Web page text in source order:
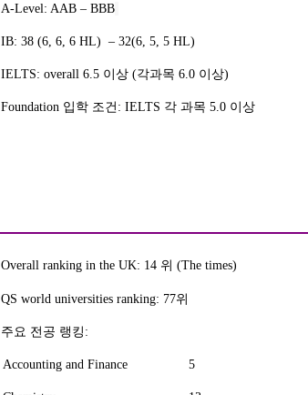
A-Level: AAB – BBB
IB: 38 (6, 6, 6 HL) – 32(6, 5, 5 HL)
IELTS: overall 6.5 이상(각과목 6.0 이상)
Foundation 입학 조건 : IELTS 각 과목 5.0 이상
Overall ranking in the UK: 14 위 (The times)
QS world universities ranking: 77위
주요 전공 랭킹 :
Accounting and Finance 5